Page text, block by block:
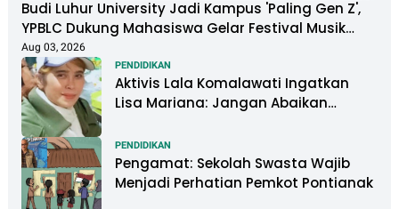
Budi Luhur University Jadi Kampus 'Paling Gen Z',
YPBLC Dukung Mahasiswa Gelar Festival Musik
Berkapasitas Ribuan Penonton
Aug 03, 2026
PENDIDIKAN
Aktivis Lala Komalawati Ingatkan
Lisa Mariana: Jangan Abaikan
DNA
PENDIDIKAN
Pengamat: Sekolah Swasta Wajib
Menjadi Perhatian Pemkot Pontianak